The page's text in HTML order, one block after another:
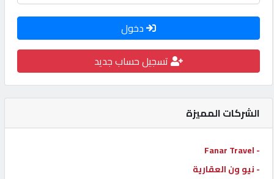
كارز
كيو
ماركت
القطري
دخول
تسجيل حساب جديد
الشركات المميزة
- Fanar Travel
- نيو ون العقارية